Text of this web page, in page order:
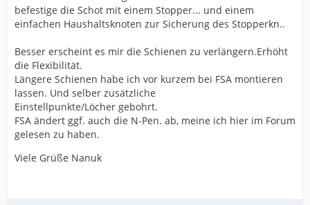
befestige die Schot mit einem Stopper... und einem
einfachen Haushaltsknoten zur Sicherung des Stopperkn..
Besser erscheint es mir die Schienen zu verlängern.Erhöht
die Flexibilität.
Längere Schienen habe ich vor kurzem bei FSA montieren
lassen. Und selber zusätzliche
Einstellpunkte/Löcher gebohrt.
FSA ändert ggf. auch die N-Pen. ab, meine ich hier im Forum
gelesen zu haben.
Viele Grüße Nanuk